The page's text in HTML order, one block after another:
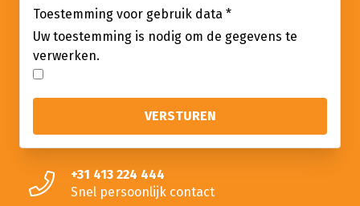
Toestemming voor gebruik data *
Uw toestemming is nodig om de gegevens te
verwerken.
+31 413 224 444
Snel persoonlijk contact